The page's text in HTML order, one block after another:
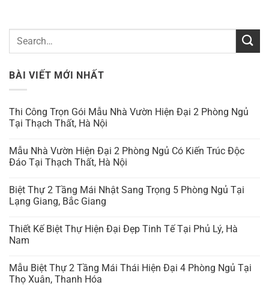
BÀI VIẾT MỚI NHẤT
Thi Công Trọn Gói Mẫu Nhà Vườn Hiện Đại 2 Phòng Ngủ
Tại Thạch Thất, Hà Nội
Mẫu Nhà Vườn Hiện Đại 2 Phòng Ngủ Có Kiến Trúc Độc
Đáo Tại Thạch Thất, Hà Nội
Biệt Thự 2 Tầng Mái Nhật Sang Trọng 5 Phòng Ngủ Tại
Lạng Giang, Bắc Giang
Thiết Kế Biệt Thự Hiện Đại Đẹp Tinh Tế Tại Phủ Lý, Hà
Nam
Mẫu Biệt Thự 2 Tầng Mái Thái Hiện Đại 4 Phòng Ngủ Tại
Thọ Xuân, Thanh Hóa